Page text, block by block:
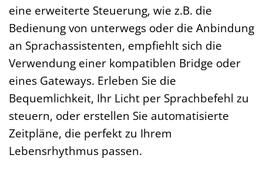
eine erweiterte Steuerung, wie z.B. die
Bedienung von unterwegs oder die Anbindung
an Sprachassistenten, empfiehlt sich die
Verwendung einer kompatiblen Bridge oder
eines Gateways. Erleben Sie die
Bequemlichkeit, Ihr Licht per Sprachbefehl zu
steuern, oder erstellen Sie automatisierte
Zeitpläne, die perfekt zu Ihrem
Lebensrhythmus passen.